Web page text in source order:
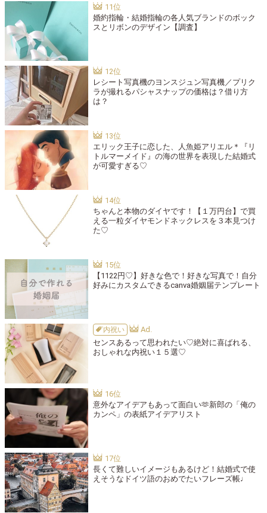
婚約指輪・結婚指輪の各人気ブランドのボック
スとリボンのデザイン【調査】
レシート写真機のヨンスジュン写真機／プリク
ラが撮れるパシャスナップの価格は？借り方
は？
エリック王子に恋した、人魚姫アリエル＊『リ
トルマーメイド』の海の世界を表現した結婚式
が可愛すぎる♡
ちゃんと本物のダイヤです！【１万円台】で買
える一粒ダイヤモンドネックレスを３本見つけ
た♡
【1122円♡】好きな色で！好きな写真で！自分
好みにカスタムできるcanva婚姻届テンプレート
内祝い
センスあるって思われたい♡絶対に喜ばれる、
おしゃれな内祝い１５選♡
意外なアイデアもあって面白い🫶新郎の「俺の
カンペ」の表紙アイデアリスト
長くて難しいイメージもあるけど！結婚式で使
えそうなドイツ語のおめでたいフレーズ帳♩